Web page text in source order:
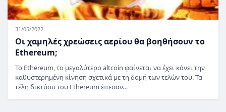
31/05/2022
Οι χαμηλές χρεώσεις αερίου θα βοηθήσουν το
Ethereum;
Το Ethereum, το μεγαλύτερο altcoin φαίνεται να έχει κάνει την
καθυστερημένη κίνηση σχετικά με τη δομή των τελών του. Τα
τέλη δικτύου του Ethereum έπεσαν…